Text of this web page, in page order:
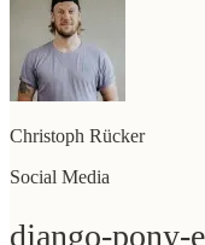
Christoph Rücker
Social Media
django-pony-